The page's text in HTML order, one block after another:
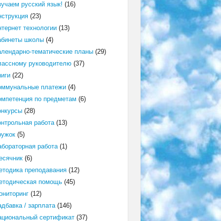
русский язык! (16)
(23)
технологии(13)
школы(4)
тематические планы(29)
руководителю(37)
(22)
платежи(4)
по предметам (6)
(28)
работа(13)
(5)
работа(1)
(6)
преподавания(12)
помощь(45)
(12)
/ зарплата(146)
сертификат(37)